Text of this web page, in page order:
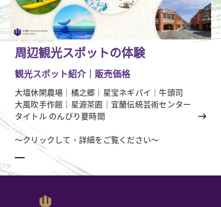
周辺観光スポットの体験
観光スポット紹介｜販売価格
大塭休閑農場｜橘之郷｜星宝ネギパイ｜牛頭司
大風吹手作館｜星源茶園｜宜蘭伝統芸術センター
タイトル のんびり夏時間
～クリックして、詳細をご覧ください～